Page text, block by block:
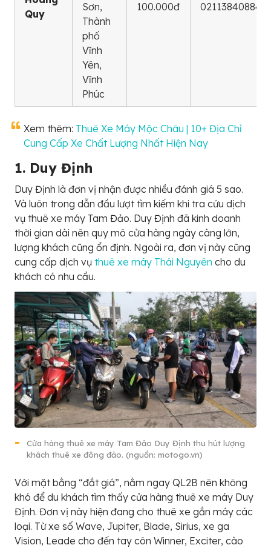
Quy
Sơn,
Thành
phố
Vĩnh
Yên,
Vĩnh
Phúc
100.000đ 02113840884
Xem thêm: Thuê Xe Máy Mộc Châu | 10+ Địa Chỉ
Cung Cấp Xe Chất Lượng Nhất Hiện Nay
1. Duy Định
Duy Định là đơn vị nhận được nhiều đánh giá 5 sao.
Và luôn trong dẫn đầu lượt tìm kiếm khi tra cứu dịch
vụ thuê xe máy Tam Đảo. Duy Định đã kinh doanh
thời gian dài nên quy mô cửa hàng ngày càng lớn,
lượng khách cũng ổn định. Ngoài ra, đơn vị này cũng
cung cấp dịch vụ thuê xe máy Thái Nguyên cho du
khách có nhu cầu.
Cửa hàng thuê xe máy Tam Đảo Duy Định thu hút lượng
khách thuê xe đông đảo. (nguồn: motogo.vn)
Với mặt bằng “đắt giá”, nằm ngay QL2B nên không
khó để du khách tìm thấy cửa hàng thuê xe máy Duy
Định. Đơn vị này hiện đang cho thuê xe gắn máy các
loại. Từ xe số Wave, Jupiter, Blade, Sirius, xe ga
Vision, Leade cho đến tay côn Winner, Exciter, cào